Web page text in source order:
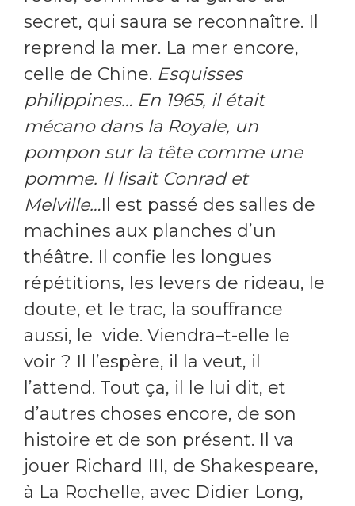
secret, qui saura se reconnaître. Il
reprend la mer. La mer encore,
celle de Chine. Esquisses
philippines… En 1965, il était
mécano dans la Royale, un
pompon sur la tête comme une
pomme. Il lisait Conrad et
Melville…Il est passé des salles de
machines aux planches d’un
théâtre. Il confie les longues
répétitions, les levers de rideau, le
doute, et le trac, la souffrance
aussi, le vide. Viendra–t-elle le
voir ? Il l’espère, il la veut, il
l’attend. Tout ça, il le lui dit, et
d’autres choses encore, de son
histoire et de son présent. Il va
jouer Richard III, de Shakespeare,
à La Rochelle, avec Didier Long,